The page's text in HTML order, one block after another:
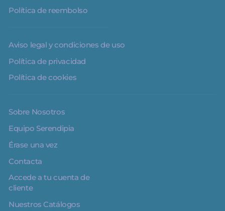
Política de reembolso
Aviso legal y condiciones de uso
Política de privacidad
Política de cookies
Sobre Nosotros
Equipo Serendipia
Érase una vez
Contacta
Accede a tu cuenta de
cliente
Nuestros Catálogos